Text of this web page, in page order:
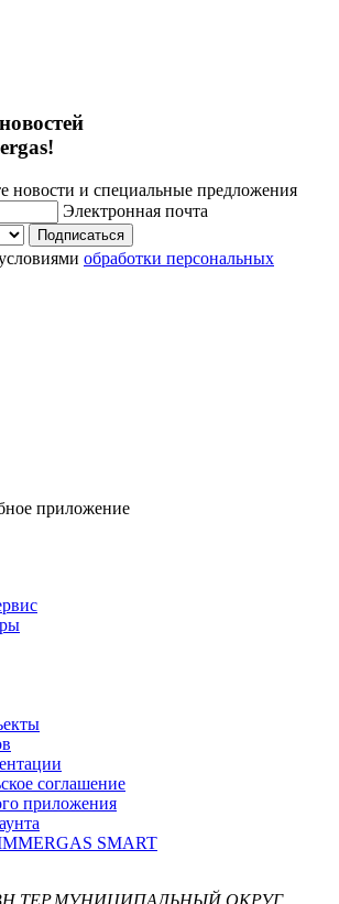
новости и специальные предложения
Электронная почта
Подписаться
обработки персональных
приложение
соглашение
приложения
SMART
ВН.ТЕР.МУНИЦИПАЛЬНЫЙ ОКРУГ